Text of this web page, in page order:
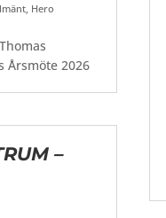
Hero
Årsmöte 2026
–